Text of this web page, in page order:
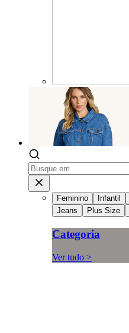
Feminino Infantil
Jeans
Plus Size
Categoria
Ver tudo >